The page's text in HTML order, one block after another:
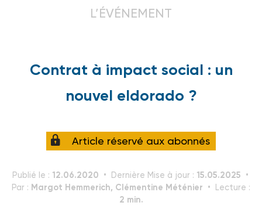
L’ÉVÉNEMENT
Contrat à impact social : un
nouvel eldorado ?
Article réservé aux abonnés
Publié le : 12.06.2020 Dernière Mise à jour : 15.05.2025
Par : Margot Hemmerich, Clémentine Méténier Lecture :
2 min.